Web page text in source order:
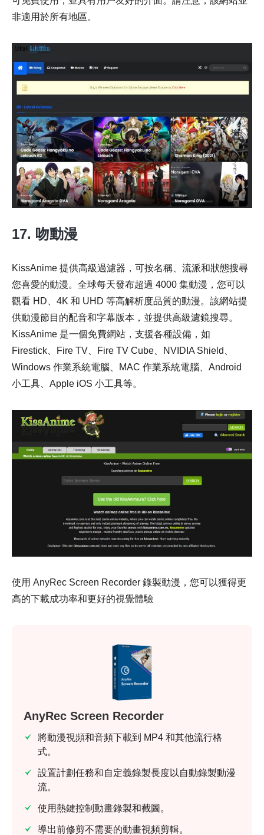
非適用於所有地區。
17. 吻動漫
KissAnime 提供高級過濾器，可按名稱、流派和狀態搜尋
您喜愛的動漫。全球每天發布超過 4000 集動漫，您可以
觀看 HD、4K 和 UHD 等高解析度品質的動漫。該網站提
供動漫節目的配音和字幕版本，並提供高級濾鏡搜尋。
KissAnime 是一個免費網站，支援各種設備，如
Firestick、Fire TV、Fire TV Cube、NVIDIA Shield、
Windows 作業系統電腦、MAC 作業系統電腦、Android
小工具、Apple iOS 小工具等。
使用 AnyRec Screen Recorder 錄製動漫，您可以獲得更
高的下載成功率和更好的視覺體驗
AnyRec Screen Recorder
將動漫視頻和音頻下載到 MP4 和其他流行格
式。
設置計劃任務和自定義錄製長度以自動錄製動漫
流。
使用熱鍵控制動畫錄製和截圖。
導出前修剪不需要的動畫視頻剪輯。